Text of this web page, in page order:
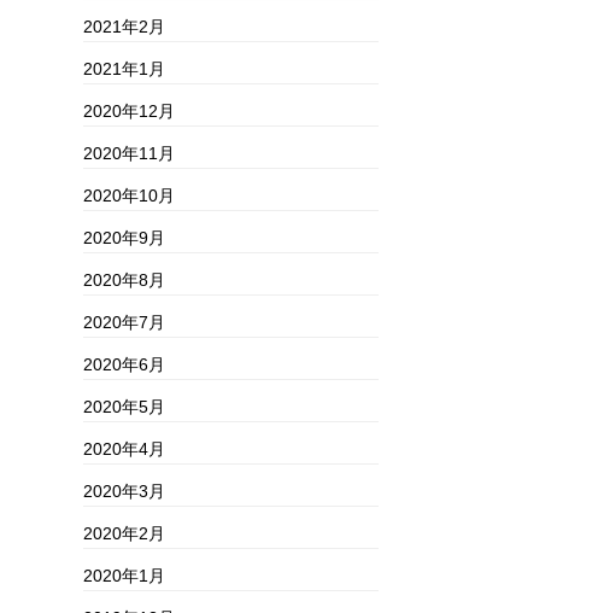
2021年2月
2021年1月
2020年12月
2020年11月
2020年10月
2020年9月
2020年8月
2020年7月
2020年6月
2020年5月
2020年4月
2020年3月
2020年2月
2020年1月